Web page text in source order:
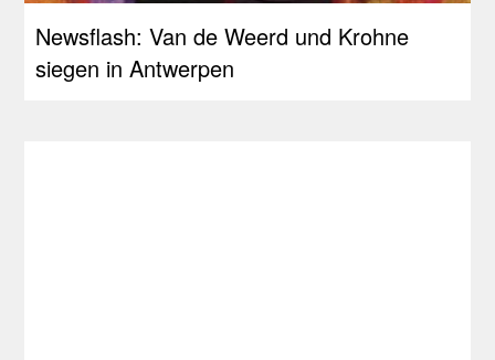
Newsflash: Van de Weerd und Krohne
siegen in Antwerpen